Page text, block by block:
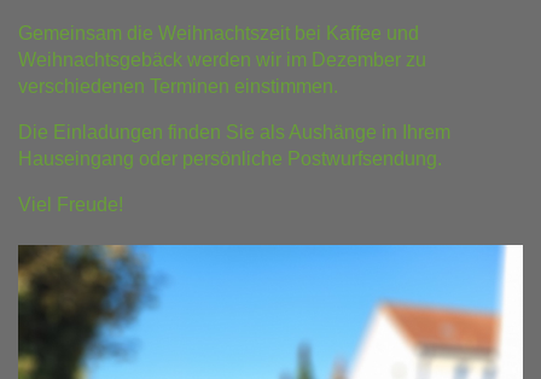
Gemeinsam die Weihnachtszeit bei Kaffee und
Weihnachtsgebäck werden wir im Dezember zu
verschiedenen Terminen einstimmen.
Die Einladungen finden Sie als Aushänge in Ihrem
Hauseingang oder persönliche Postwurfsendung.
Viel Freude!